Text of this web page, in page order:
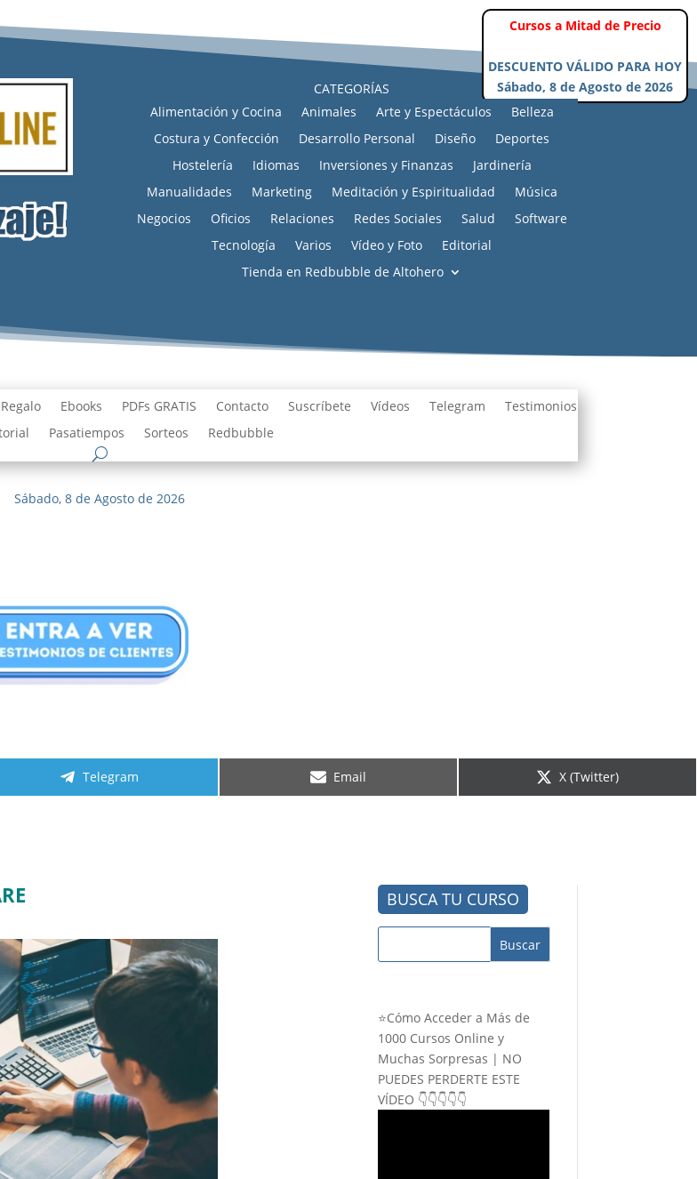
CATEGORÍAS
Alimentación y Cocina
Animales Arte y Espectáculos
Belleza
Costura y Confección
Desarrollo Personal Diseño
Deportes
Hostelería
Idiomas Inversiones y Finanzas
Jardinería
Manualidades
Marketing Meditación y Espiritualidad
Música
Negocios
Oficios Relaciones Redes Sociales Salud
Software
Tecnología
Varios Vídeo y Foto
Editorial
Tienda en Redbubble de Altohero
Ebooks PDFs GRATIS Contacto Suscríbete Vídeos Telegram
Testimonios
Pasatiempos Sorteos Redbubble
Sábado, 8 de Agosto de 2026
Compartir
Telegram Compartir
Email Compartir
en
X (Twitter)
BUSCA TU CURSO
⭐Cómo Acceder a Más de
1000 Cursos Online y
Muchas Sorpresas | NO
PUEDES PERDERTE ESTE
VÍDEO 👇👇👇👇👇